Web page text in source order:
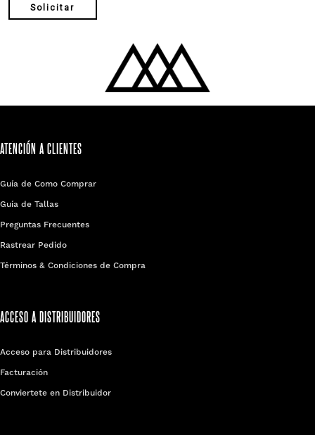
ATENCIÓN A CLIENTES
Guía de Como Comprar
Guía de Tallas
Preguntas Frecuentes
Rastrear Pedido
Términos & Condiciones de Compra
ACCESO A DISTRIBUIDORES
Acceso para Distribuidores
Facturación
Conviertete en Distribuidor